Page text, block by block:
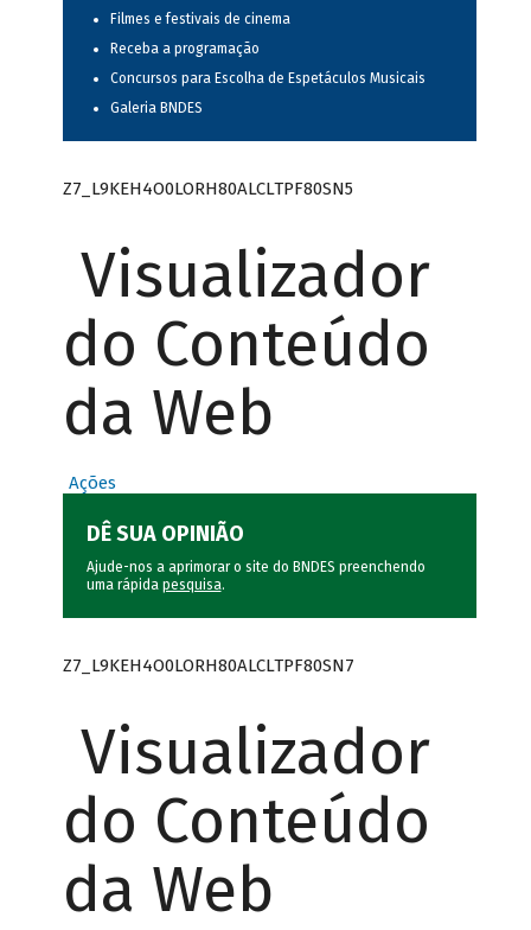
Filmes e festivais de cinema
Receba a programação
Concursos para Escolha de Espetáculos Musicais
Galeria BNDES
Z7_L9KEH4O0LORH80ALCLTPF80SN5
Visualizador
do Conteúdo
da Web
Ações
DÊ SUA OPINIÃO
Ajude-nos a aprimorar o site do BNDES preenchendo
uma rápida pesquisa.
Z7_L9KEH4O0LORH80ALCLTPF80SN7
Visualizador
do Conteúdo
da Web